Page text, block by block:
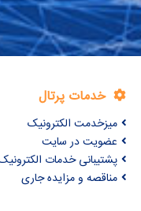
خدمات پرتال
میزخدمت الکترونیک
عضویت در سایت
پشتیبانی خدمات
مناقصه و مزایده جاری